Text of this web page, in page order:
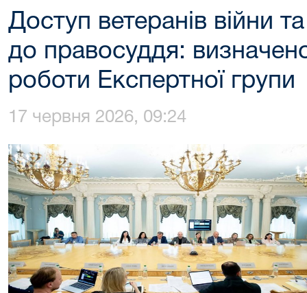
Доступ ветеранів війни та
до правосуддя:
роботи Експертної групи
17 червня 2026, 09:24